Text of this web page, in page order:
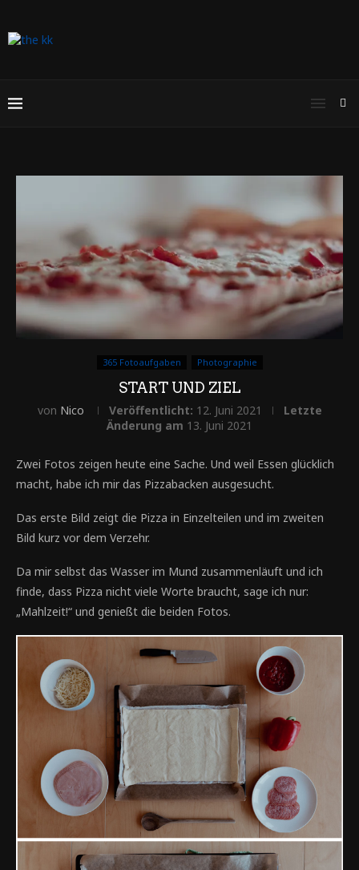
365 Fotoaufgaben Photographie
START UND ZIEL
von Nico Veröffentlicht: 12. Juni 2021
Letzte
Änderung am 13. Juni 2021
Zwei Fotos zeigen heute eine Sache. Und weil Essen glücklich
macht, habe ich mir das Pizzabacken ausgesucht.
Das erste Bild zeigt die Pizza in Einzelteilen und im zweiten
Bild kurz vor dem Verzehr.
Da mir selbst das Wasser im Mund zusammenläuft und ich
finde, dass Pizza nicht viele Worte braucht, sage ich nur:
„Mahlzeit!“ und genießt die beiden Fotos.